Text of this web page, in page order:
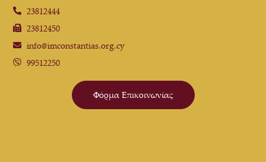
23812444
23812450
info@imconstantias.org.cy
99512250
Φόρμα Επικοινωνίας